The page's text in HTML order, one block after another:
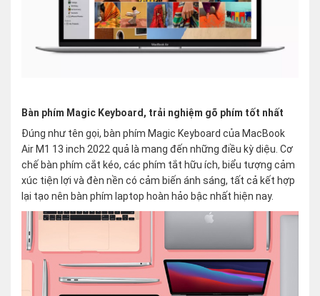
Bàn phím Magic Keyboard, trải nghiệm gõ phím tốt nhất
Đúng như tên gọi, bàn phím Magic Keyboard của MacBook
Air M1 13 inch 2022 quả là mang đến những điều kỳ diệu. Cơ
chế bàn phím cắt kéo, các phím tắt hữu ích, biểu tượng cảm
xúc tiện lợi và đèn nền có cảm biến ánh sáng, tất cả kết hợp
lại tạo nên bàn phím laptop hoàn hảo bậc nhất hiện nay.